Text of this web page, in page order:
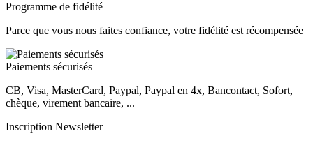
Programme de fidélité
Parce que vous nous faites confiance, votre fidélité est récompensée
Paiements sécurisés
CB, Visa, MasterCard, Paypal, Paypal en 4x, Bancontact, Sofort,
chèque, virement bancaire, ...
Inscription Newsletter